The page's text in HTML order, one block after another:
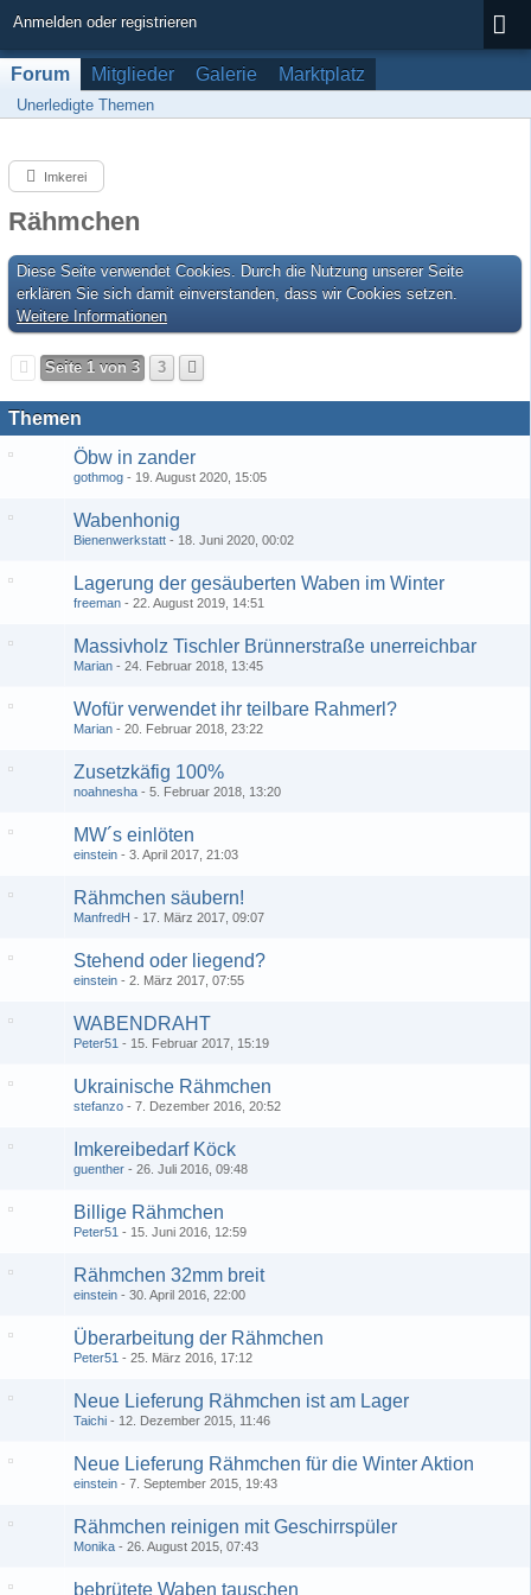
Anmelden oder registrieren
Forum Mitglieder Galerie Marktplatz
Unerledigte Themen
Imkerei
Rähmchen
Diese Seite verwendet Cookies. Durch die Nutzung unserer Seite
erklären Sie sich damit einverstanden, dass wir Cookies setzen.
Weitere Informationen
Seite 1 von 3 3
Themen
Öbw in zander
gothmog 19. August 2020, 15:05
Wabenhonig
Bienenwerkstatt 18. Juni 2020, 00:02
Lagerung der gesäuberten Waben im Winter
freeman 22. August 2019, 14:51
Massivholz Tischler Brünnerstraße unerreichbar
Marian 24. Februar 2018, 13:45
Wofür verwendet ihr teilbare Rahmerl?
Marian 20. Februar 2018, 23:22
Zusetzkäfig 100%
noahnesha 5. Februar 2018, 13:20
MW´s einlöten
einstein 3. April 2017, 21:03
Rähmchen säubern!
ManfredH 17. März 2017, 09:07
Stehend oder liegend?
einstein 2. März 2017, 07:55
WABENDRAHT
Peter51 15. Februar 2017, 15:19
Ukrainische Rähmchen
stefanzo 7. Dezember 2016, 20:52
Imkereibedarf Köck
guenther 26. Juli 2016, 09:48
Billige Rähmchen
Peter51 15. Juni 2016, 12:59
Rähmchen 32mm breit
einstein 30. April 2016, 22:00
Überarbeitung der Rähmchen
Peter51 25. März 2016, 17:12
Neue Lieferung Rähmchen ist am Lager
Taichi 12. Dezember 2015, 11:46
Neue Lieferung Rähmchen für die Winter Aktion
einstein 7. September 2015, 19:43
Rähmchen reinigen mit Geschirrspüler
Monika 26. August 2015, 07:43
bebrütete Waben tauschen